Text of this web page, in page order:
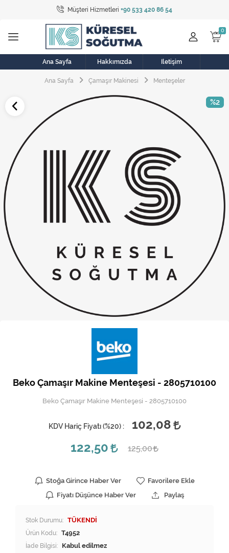
Müşteri Hizmetleri +90 533 420 86 54
Tüm Kategoriler
Bulaşık Makinesi
Buzdolabı
Çamaşır Kurutma Makinesi
Elektrikli Aksamlar
Elektrikli Süpürge
Fan
Fırın, Ocak ve Aspiratör
Klima
Kombi
Musluk
Ana Sayfa Hakkımızda İletişim
Ana Sayfa Çamaşır Makinesi Menteşeler
%2
Beko Çamaşır Makine Menteşesi - 2805710100
Beko Çamaşır Makine Menteşesi - 2805710100
KDV Hariç Fiyatı (%20) :
102,08
122,50
125,00
Stoğa Girince Haber Ver
Favorilere Ekle
Fiyatı Düşünce Haber Ver
Paylaş
Stok Durumu: TÜKENDİ
Ürün Kodu: T4952
İade Bilgisi: